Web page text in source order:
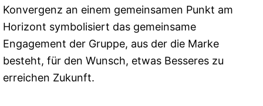
Konvergenz an einem gemeinsamen Punkt am
Horizont symbolisiert das gemeinsame
Engagement der Gruppe, aus der die Marke
besteht, für den Wunsch, etwas Besseres zu
erreichen Zukunft.